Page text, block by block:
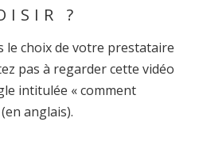
?
le choix de votre prestataire
pas à regarder cette vidéo
intitulée « comment
anglais).